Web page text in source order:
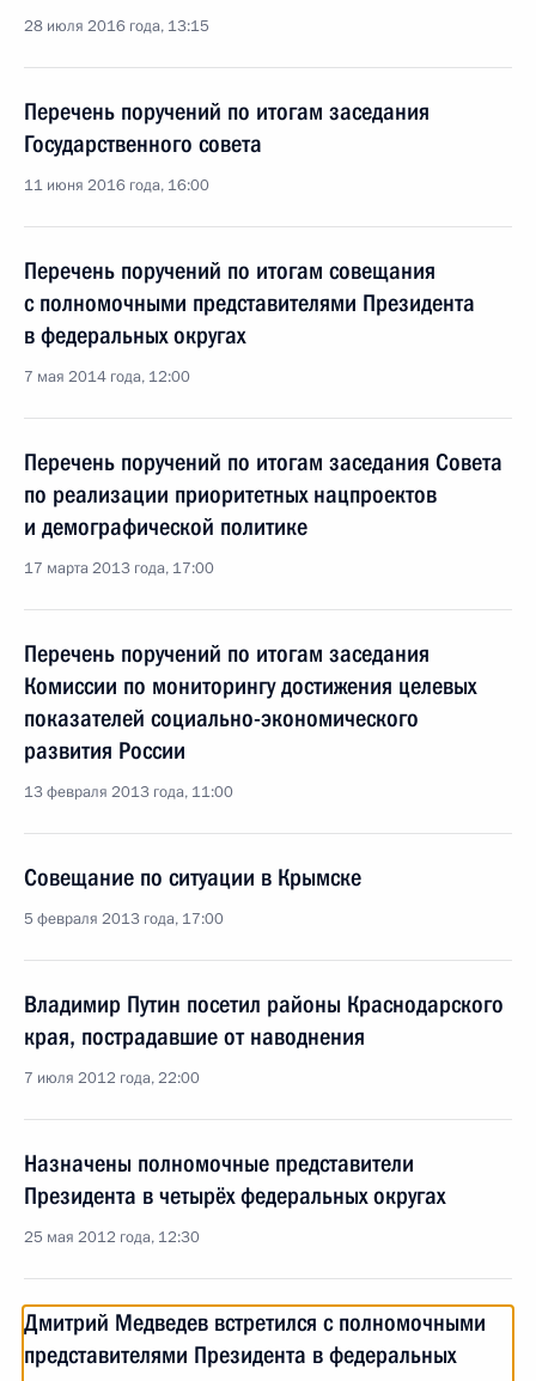
28 июля 2016 года, 13:15
Перечень поручений по итогам заседания
Государственного совета
11 июня 2016 года, 16:00
Перечень поручений по итогам совещания
с полномочными представителями Президента
в федеральных округах
7 мая 2014 года, 12:00
Перечень поручений по итогам заседания Совета
по реализации приоритетных нацпроектов
и демографической политике
17 марта 2013 года, 17:00
Перечень поручений по итогам заседания
Комиссии по мониторингу достижения целевых
показателей социально-экономического
развития России
13 февраля 2013 года, 11:00
Совещание по ситуации в Крымске
5 февраля 2013 года, 17:00
Владимир Путин посетил районы Краснодарского
края, пострадавшие от наводнения
7 июля 2012 года, 22:00
Назначены полномочные представители
Президента в четырёх федеральных округах
25 мая 2012 года, 12:30
Дмитрий Медведев встретился с полномочными
представителями Президента в федеральных